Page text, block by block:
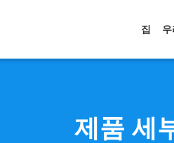
집 우
제품 세